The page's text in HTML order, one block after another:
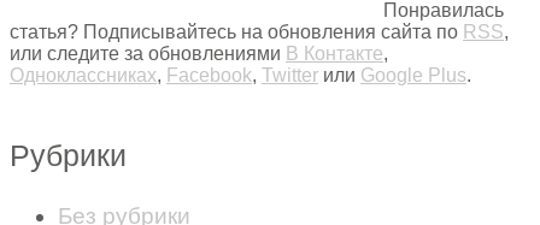
Понравилась
статья? Подписывайтесь на обновления сайта по RSS,
или следите за обновлениями В Контакте,
Одноклассниках, Facebook, Twitter или Google Plus.
Рубрики
Без рубрики